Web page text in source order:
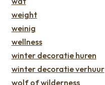
weight
weinig
wellness
winter decoratie huren
winter decoratie verhuur
wolf of wilderness